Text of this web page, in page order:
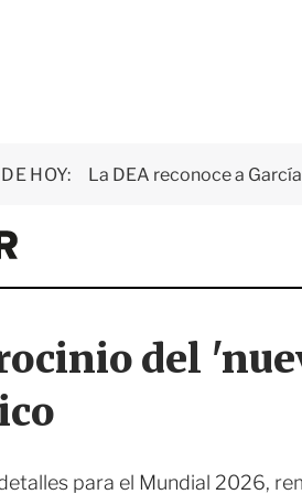
HOY: La DEA reconoce a
E
x
e
i
o
r
del
para el Mundial 2026,